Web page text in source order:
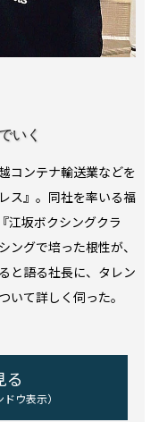
いく
コンテナ輸送業などを
ス』。同社を率いる福
江坂ボクシングクラ
ングで培った根性が、
と語る社長に、タレン
いて詳しく伺った。
る
ウ表示）